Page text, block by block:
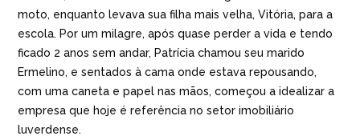
moto, enquanto levava sua filha mais velha, Vitória, para a
escola. Por um milagre, após quase perder a vida e tendo
ficado 2 anos sem andar, Patrícia chamou seu marido
Ermelino, e sentados à cama onde estava repousando,
com uma caneta e papel nas mãos, começou a idealizar a
empresa que hoje é referência no setor imobiliário
luverdense.